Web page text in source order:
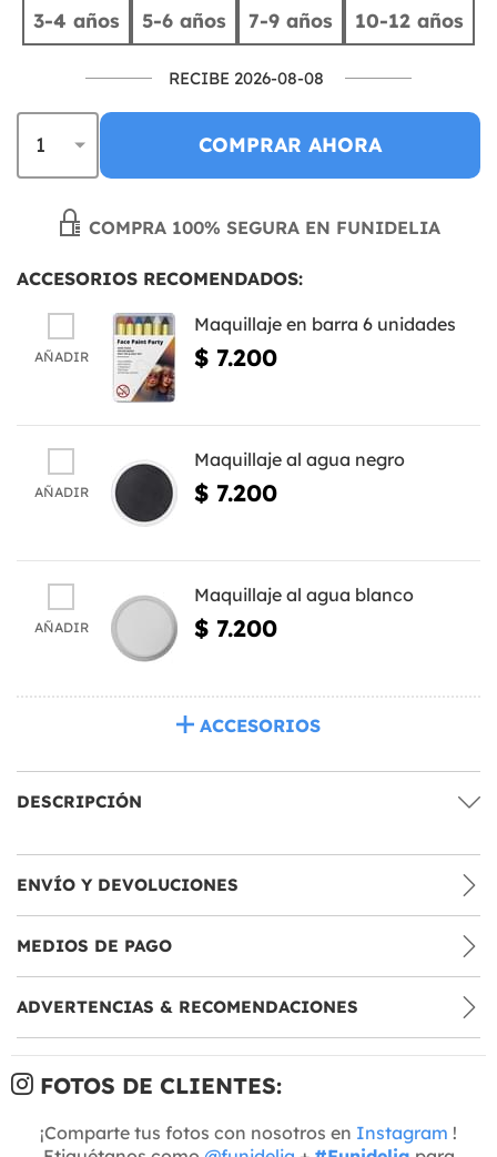
3-4 años 5-6 años 7-9 años 10-12 años
RECIBE 2026-08-08
COMPRAR AHORA
COMPRA 100% SEGURA EN FUNIDELIA
ACCESORIOS RECOMENDADOS:
AÑADIR
Maquillaje en barra 6 unidades
$ 7.200
AÑADIR
Maquillaje al agua negro
$ 7.200
AÑADIR
Maquillaje al agua blanco
$ 7.200
ACCESORIOS
DESCRIPCIÓN
ENVÍO Y DEVOLUCIONES
MEDIOS DE PAGO
ADVERTENCIAS & RECOMENDACIONES
FOTOS DE CLIENTES:
¡Comparte tus fotos con nosotros en Instagram !